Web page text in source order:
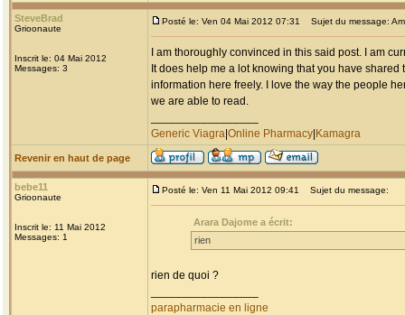
SteveBrad
Grioonaute
Inscrit le: 04 Mai 2012
Messages: 3
Posté le: Ven 04 Mai 2012 07:31 Sujet du message:
I am thoroughly convinced in this said post. I am
It does help me a lot knowing that you have shared
information here freely. I love the way the people
we are able to read.
Generic Viagra Online Pharmacy Kamagra
Revenir en haut de page
bebe11
Grioonaute
Inscrit le: 11 Mai 2012
Messages: 1
Posté le: Ven 11 Mai 2012 09:41 Sujet du message:
Arara Dajome a écrit:
rien
rien de quoi ?
parapharmacie en ligne